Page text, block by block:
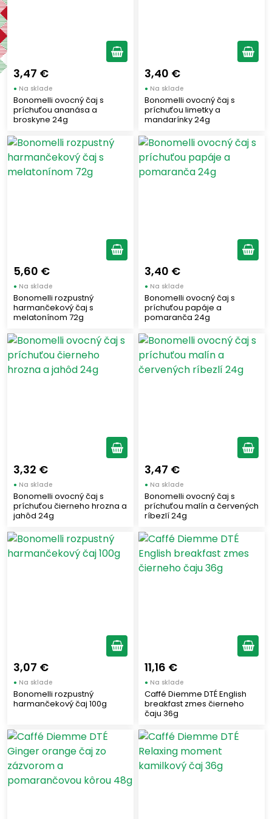
Čajové balenie
Granulovaný
Zelený
Zobraziť len produkty skladom
Zobraziť všetko (19)
3,47 €
● Na sklade
Bonomelli ovocný čaj s
príchuťou ananása a
broskyne 24g
3,40 €
● Na sklade
Bonomelli ovocný čaj s
príchuťou limetky a
mandarínky 24g
5,60 €
● Na sklade
Bonomelli rozpustný
harmančekový čaj s
melatonínom 72g
3,40 €
● Na sklade
Bonomelli ovocný čaj s
príchuťou papáje a
pomaranča 24g
3,32 €
● Na sklade
Bonomelli ovocný čaj s
príchuťou čierneho hrozna a
jahôd 24g
3,47 €
● Na sklade
Bonomelli ovocný čaj s
príchuťou malín a červených
ríbezlí 24g
3,07 €
● Na sklade
Bonomelli rozpustný
harmančekový čaj 100g
11,16 €
● Na sklade
Caffé Diemme DTÉ English
breakfast zmes čierneho
čaju 36g